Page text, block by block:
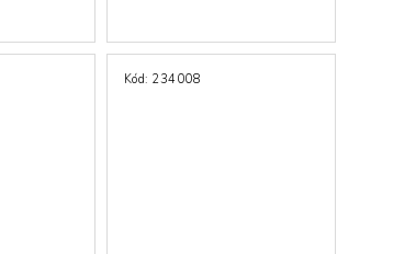
Kód: 234008